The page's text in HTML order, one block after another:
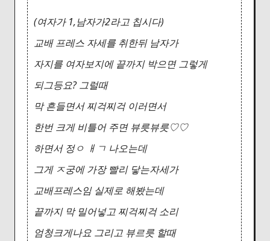
(여자가 1,남자가2라고 칩시다)
교배 프레스 자세를 취한뒤 남자가
자지를 여자보지에 끝까지 박으면 그렇게
되그등요? 그럴때
막 흔들면서 찌걱찌걱 이러면서
한번 크게 비틀어 주면 뷰릇뷰릇♡♡
하면서 정ㅇ ㅐㄱ 나오는데
그게 ㅈ궁에 가장 빨리 닿는자세가
교배프레스임 실제로 해봤는데
끝까지 막 밀어넣고 찌걱찌걱 소리
엄청크게나요 그리고 뷰르릇 할때